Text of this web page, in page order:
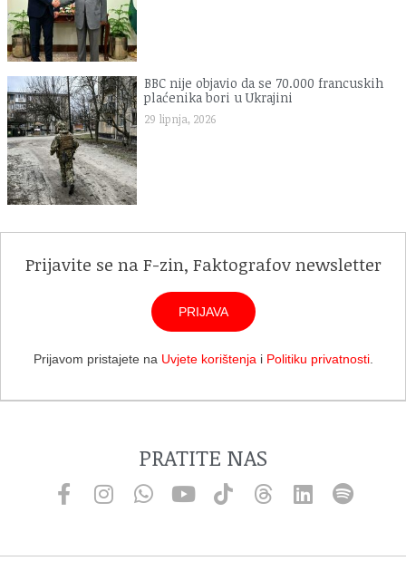
BBC nije objavio da se 70.000 francuskih
plaćenika bori u Ukrajini
29 lipnja, 2026
Prijavite se na F-zin, Faktografov newsletter
PRIJAVA
Prijavom pristajete na Uvjete korištenjai Politiku privatnosti.
PRATITE NAS